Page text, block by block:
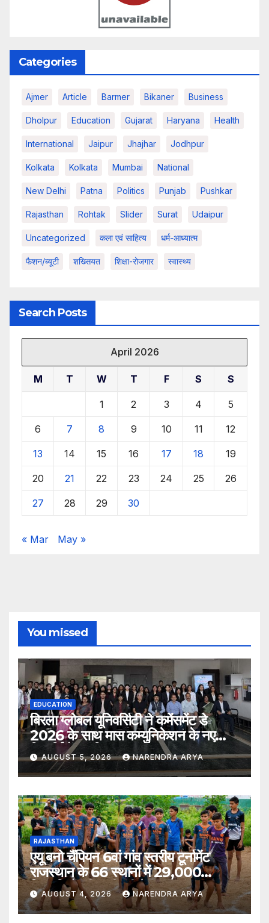
Categories
Ajmer Article Barmer Bikaner Business
Dholpur Education Gujarat Haryana Health
International Jaipur Jhajhar Jodhpur
Kolkata Kolkata Mumbai National
New Delhi Patna Politics Punjab Pushkar
Rajasthan Rohtak Slider Surat Udaipur
Uncategorized कला एवं साहित्य धर्म-आध्यात्म
फैशन/ब्यूटी शख्सियत शिक्षा-रोजगार स्वास्थ्य
Search Posts
April 2026
M T W T F S S
1 2 3 4 5
6 7 8 9 10 11 12
13 14 15 16 17 18 19
20 21 22 23 24 25 26
27 28 29 30
« Mar May »
You missed
EDUCATION
बिरला ग्लोबल यूनिवर्सिटी ने कमेंसमेंट डे
2026 के साथ मास कम्युनिकेशन के नए
विद्यार्थियों का किया स्वागत
AUGUST 5, 2026 NARENDRA ARYA
RAJASTHAN
एयू बनो चैंपियन 6वां गांव स्तरीय टूर्नामेंट
राजस्थान के 66 स्थानों में 29,000
खिलाड़ियों की भागीदारी के साथ संपन्न हुआ
AUGUST 4, 2026 NARENDRA ARYA